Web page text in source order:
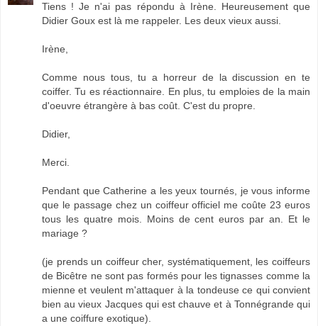
Tiens ! Je n'ai pas répondu à Irène. Heureusement que
Didier Goux est là me rappeler. Les deux vieux aussi.
Irène,
Comme nous tous, tu a horreur de la discussion en te
coiffer. Tu es réactionnaire. En plus, tu emploies de la main
d'oeuvre étrangère à bas coût. C'est du propre.
Didier,
Merci.
Pendant que Catherine a les yeux tournés, je vous informe
que le passage chez un coiffeur officiel me coûte 23 euros
tous les quatre mois. Moins de cent euros par an. Et le
mariage ?
(je prends un coiffeur cher, systématiquement, les coiffeurs
de Bicêtre ne sont pas formés pour les tignasses comme la
mienne et veulent m'attaquer à la tondeuse ce qui convient
bien au vieux Jacques qui est chauve et à Tonnégrande qui
a une coiffure exotique).